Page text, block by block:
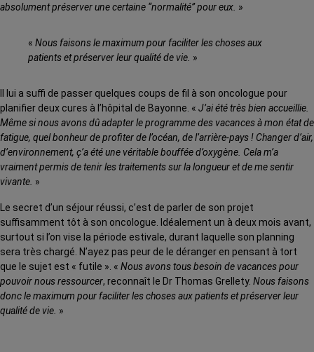
absolument préserver une certaine “normalité” pour eux. »
« Nous faisons le maximum pour faciliter les choses aux
patients et préserver leur qualité de vie. »
Il lui a suffi de passer quelques coups de fil à son oncologue pour
planifier deux cures à l’hôpital de Bayonne. « J’ai été très bien accueillie.
Même si nous avons dû adapter le programme des vacances à mon état de
fatigue, quel bonheur de profiter de l’océan, de l’arrière-pays ! Changer d’air,
d’environnement, ç’a été une véritable bouffée d’oxygène. Cela m’a
vraiment permis de tenir les traitements sur la longueur et de me sentir
vivante. »
Le secret d’un séjour réussi, c’est de parler de son projet
suffisamment tôt à son oncologue. Idéalement un à deux mois avant,
surtout si l’on vise la période estivale, durant laquelle son planning
sera très chargé. N’ayez pas peur de le déranger en pensant à tort
que le sujet est « futile ». « Nous avons tous besoin de vacances pour
pouvoir nous ressourcer, reconnaît le Dr Thomas Grellety. Nous faisons
donc le maximum pour faciliter les choses aux patients et préserver leur
qualité de vie. »